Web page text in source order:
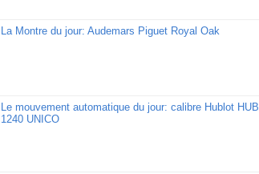
La Montre du jour: Audemars Piguet Royal Oak
Le mouvement automatique du jour: calibre Hublot HUB
1240 UNICO